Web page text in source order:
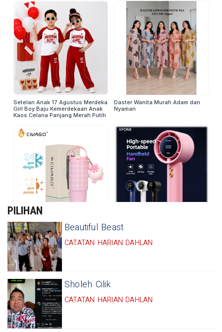
PILIHAN
Beautiful Beast
CATATAN HARIAN DAHLAN
Sholeh Cilik
CATATAN HARIAN DAHLAN